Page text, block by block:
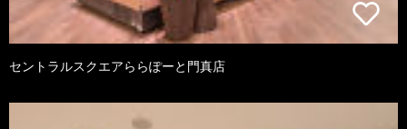
セントラルスクエアららぽーと門真店